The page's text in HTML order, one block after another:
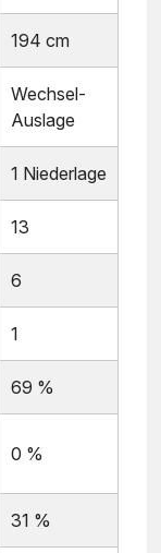
194 cm
Wechsel-
Auslage
1 Niederlage
13
6
1
69 %
0 %
31 %